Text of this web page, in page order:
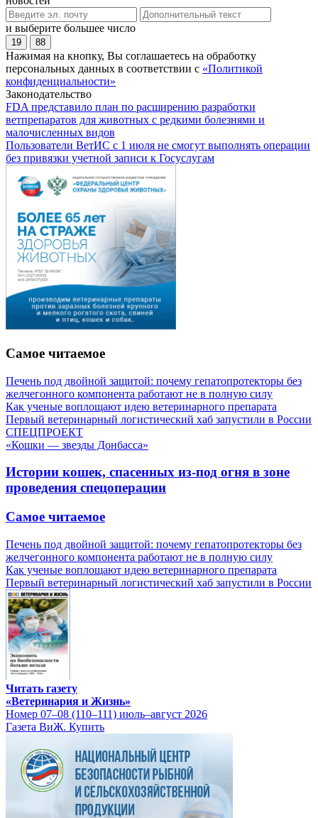
и выберите большее число
19 88
Нажимая на кнопку, Вы соглашаетесь на обработку
персональных данных в соответствии с «Политикой
конфиденциальности»
Законодательство
FDA представило план по расширению разработки
ветпрепаратов для животных с редкими болезнями и
малочисленных видов
Пользователи ВетИС с 1 июля не смогут выполнять операции
без привязки учетной записи к Госуслугам
Самое читаемое
Печень под двойной защитой: почему гепатопротекторы без
желчегонного компонента работают не в полную силу
Как ученые воплощают идею ветеринарного препарата
Первый ветеринарный логистический хаб запустили в России
СПЕЦПРОЕКТ
«Кошки — звезды Донбасса»
Истории кошек, спасенных из-под огня в зоне
проведения спецоперации
Самое читаемое
Печень под двойной защитой: почему гепатопротекторы без
желчегонного компонента работают не в полную силу
Как ученые воплощают идею ветеринарного препарата
Первый ветеринарный логистический хаб запустили в России
Читать газету
«Ветеринария и Жизнь»
Номер 07–08 (110–111) июль–август 2026
Газета ВиЖ. Купить